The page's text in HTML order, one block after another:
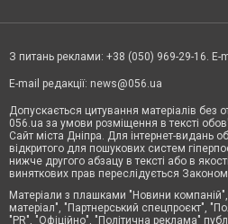
З питань реклами: +38 (050) 969-29-16. E-
E-mail редакції: news@056.ua
Допускається цитування матеріалів без
056.ua за умови розміщення в тексті
Сайт міста Дніпра. Для інтернет-видань
відкритого для пошукових систем
нижче другого абзацу в тексті або в
виняткових прав переслідується
Матеріали з плашками "Новини
матеріал", "Партнерський спецпроєкт",
"PR", "Офіційно", "Політична реклама"